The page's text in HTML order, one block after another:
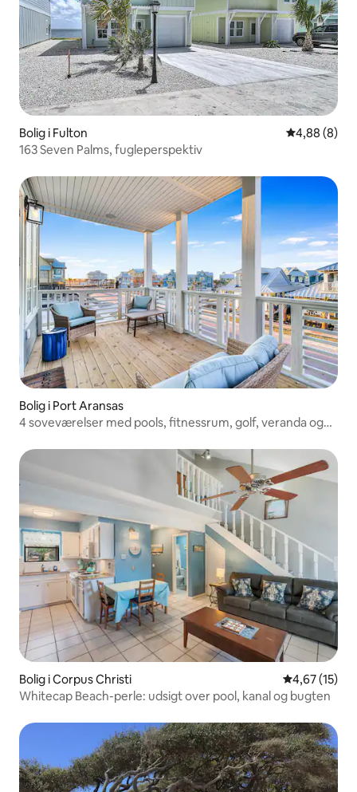
Bolig i Fulton 4,88 ud af 5
4,88 (8)
163 Seven Palms, fugleperspektiv
Bolig i Port Aransas
4 soveværelser med pools, fitnessrum, golf, veranda og
Bolig i Corpus Christi 4,67 ud af 5
4,67 (15)
Whitecap Beach-perle: udsigt over pool, kanal og bugten